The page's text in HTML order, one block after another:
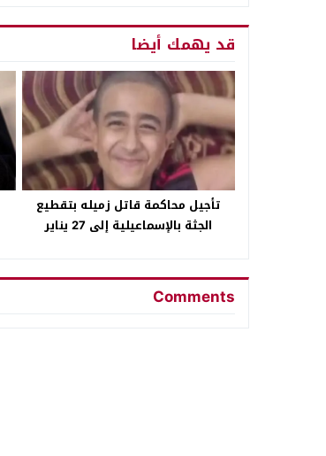
قد يهمك أيضا
تأجيل محاكمة قاتل زميله بتقطيع
الجثة بالإسماعيلية إلى 27 يناير
Comments